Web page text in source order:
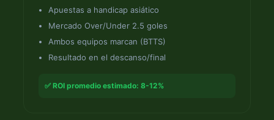
Apuestas a handicap asiático
Mercado Over/Under 2.5 goles
Ambos equipos marcan (BTTS)
Resultado en el descanso/final
✅ ROI promedio estimado: 8-12%